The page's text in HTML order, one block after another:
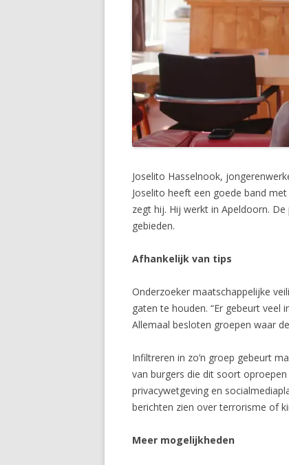
Joselito Hasselnook,
Joselito heeft een goede band
zegt hij. Hij werkt in Apeldoorn.
gebieden.
Afhankelijk van tips
Onderzoeker maatschappelijke
gaten te houden. “Er gebeurt
Allemaal besloten groepen waar
Infiltreren in zo’n groep gebeurt
van burgers die dit soort
privacywetgeving en
berichten zien over terrorisme of
Meer mogelijkheden